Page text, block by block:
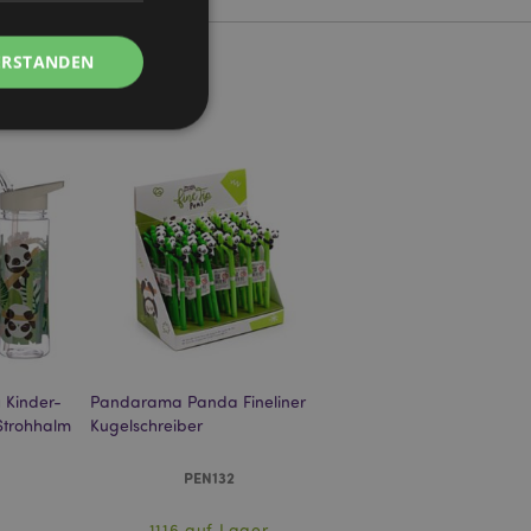
Kinder-
Pandarama Panda Fineliner
Kugelschreiber
PEN132
Dienst
für
Cookie-Banner
das
Browser zu